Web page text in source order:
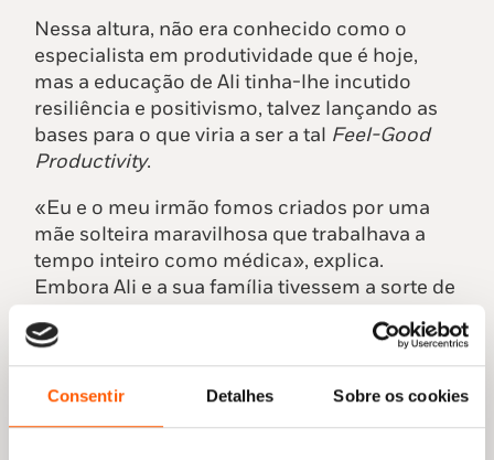
Consentir Detalhes Sobre os cookies
Nessa altura, não era conhecido como o
especialista em produtividade que é hoje,
mas a educação de Ali tinha-lhe incutido
resiliência e positivismo, talvez lançando as
bases para o que viria a ser a tal Feel-Good
Productivity.
«Eu e o meu irmão fomos criados por uma
mãe solteira maravilhosa que trabalhava a
tempo inteiro como médica», explica.
Embora Ali e a sua família tivessem a sorte de
básicas, não havia o suficiente para gastar em
luxos que as crianças por vezes desejavam.
Sem deixar que a situação financeira os